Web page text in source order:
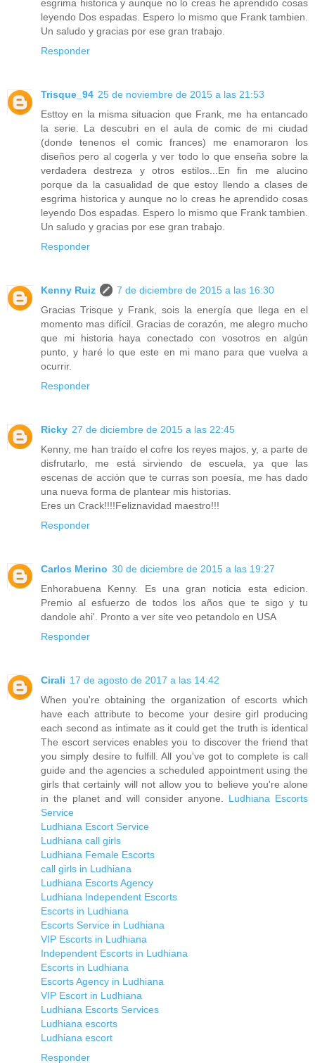
esgrima historica y aunque no lo creas he aprendido cosas
leyendo Dos espadas. Espero lo mismo que Frank tambien.
Un saludo y gracias por ese gran trabajo.
Responder
Trisque_94 25 de noviembre de 2015 a las 21:53
Esttoy en la misma situacion que Frank, me ha entancado
la serie. La descubri en el aula de comic de mi ciudad
(donde tenenos el comic frances) me enamoraron los
diseños pero al cogerla y ver todo lo que enseña sobre la
verdadera destreza y otros estilos...En fin me alucino
porque da la casualidad de que estoy llendo a clases de
esgrima historica y aunque no lo creas he aprendido cosas
leyendo Dos espadas. Espero lo mismo que Frank tambien.
Un saludo y gracias por ese gran trabajo.
Responder
Kenny Ruiz
7 de diciembre de 2015 a las 16:30
Gracias Trisque y Frank, sois la energía que llega en el
momento mas difícil. Gracias de corazón, me alegro mucho
que mi historia haya conectado con vosotros en algún
punto, y haré lo que este en mi mano para que vuelva a
ocurrir.
Responder
Ricky 27 de diciembre de 2015 a las 22:45
Kenny, me han traído el cofre los reyes majos, y, a parte de
disfrutarlo, me está sirviendo de escuela, ya que las
escenas de acción que te curras son poesía, me has dado
una nueva forma de plantear mis historias.
Eres un Crack!!!!Feliznavidad maestro!!!
Responder
Carlos Merino 30 de diciembre de 2015 a las 19:27
Enhorabuena Kenny. Es una gran noticia esta edicion.
Premio al esfuerzo de todos los años que te sigo y tu
dandole ahi'. Pronto a ver site veo petandolo en USA
Responder
Cirali 17 de agosto de 2017 a las 14:42
When you're obtaining the organization of escorts which
have each attribute to become your desire girl producing
each second as intimate as it could get the truth is identical
The escort services enables you to discover the friend that
you simply desire to fulfill. All you've got to complete is call
guide and the agencies a scheduled appointment using the
girls that certainly will not allow you to believe you're alone
in the planet and will consider anyone. Ludhiana Escorts
Service
Ludhiana Escort Service
Ludhiana call girls
Ludhiana Female Escorts
call girls in Ludhiana
Ludhiana Escorts Agency
Ludhiana Independent Escorts
Escorts in Ludhiana
Escorts Service in Ludhiana
VIP Escorts in Ludhiana
Independent Escorts in Ludhiana
Escorts in Ludhiana
Escorts Agency in Ludhiana
VIP Escort in Ludhiana
Ludhiana Escorts Services
Ludhiana escorts
Ludhiana escort
Responder